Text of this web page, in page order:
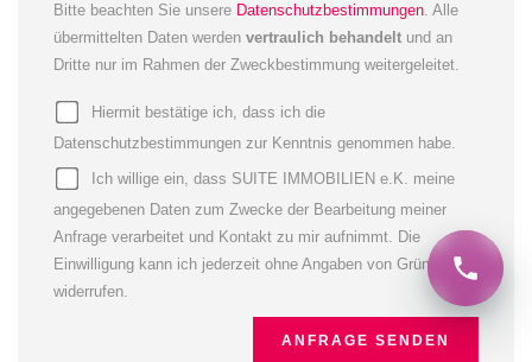
Bitte beachten Sie unsere Datenschutzbestimmungen. Alle
übermittelten Daten werden vertraulich behandelt und an
Dritte nur im Rahmen der Zweckbestimmung weitergeleitet.
Hiermit bestätige ich, dass ich die
Datenschutzbestimmungen zur Kenntnis genommen habe.
Ich willige ein, dass SUITE IMMOBILIEN e.K. meine
angegebenen Daten zum Zwecke der Bearbeitung meiner
Anfrage verarbeitet und Kontakt zu mir aufnimmt. Die
Einwilligung kann ich jederzeit ohne Angaben von Gründen
widerrufen.